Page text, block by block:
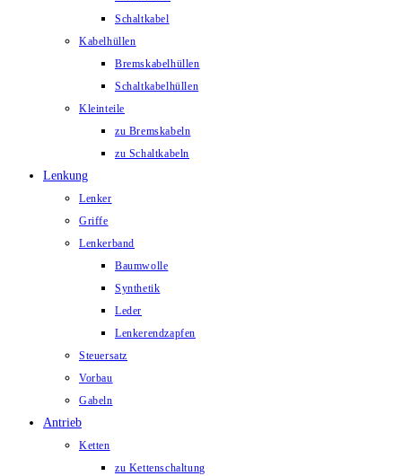
Schaltkabel
Kabelhüllen
Bremskabelhüllen
Schaltkabelhüllen
Kleinteile
zu Bremskabeln
zu Schaltkabeln
Lenkung
Lenker
Griffe
Lenkerband
Baumwolle
Synthetik
Leder
Lenkerendzapfen
Steuersatz
Vorbau
Gabeln
Antrieb
Ketten
zu Kettenschaltung